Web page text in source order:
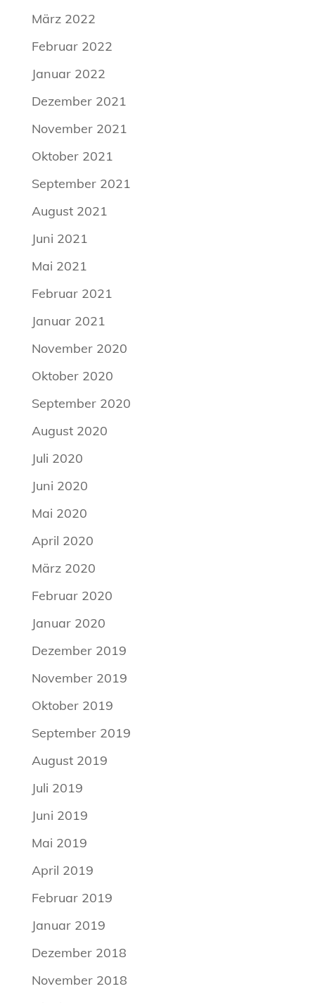
März 2022
Februar 2022
Januar 2022
Dezember 2021
November 2021
Oktober 2021
September 2021
August 2021
Juni 2021
Mai 2021
Februar 2021
Januar 2021
November 2020
Oktober 2020
September 2020
August 2020
Juli 2020
Juni 2020
Mai 2020
April 2020
März 2020
Februar 2020
Januar 2020
Dezember 2019
November 2019
Oktober 2019
September 2019
August 2019
Juli 2019
Juni 2019
Mai 2019
April 2019
Februar 2019
Januar 2019
Dezember 2018
November 2018